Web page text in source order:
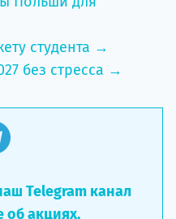
студента →
без стресса →
Telegram канал
об акциях,